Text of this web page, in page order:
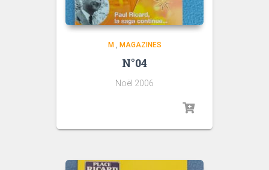
M , MAGAZINES
N°04
Noël 2006